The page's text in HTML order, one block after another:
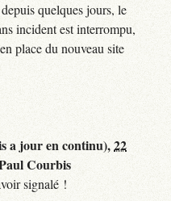
quelques jours, le
incident est interrompu,
place du nouveau site
a jour en continu),22
Courbis
signalé !